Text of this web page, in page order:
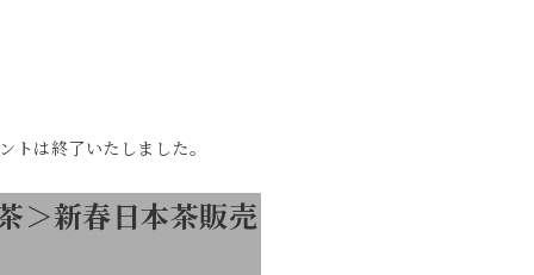
トは終了いたしました。
＞新春日本茶販売